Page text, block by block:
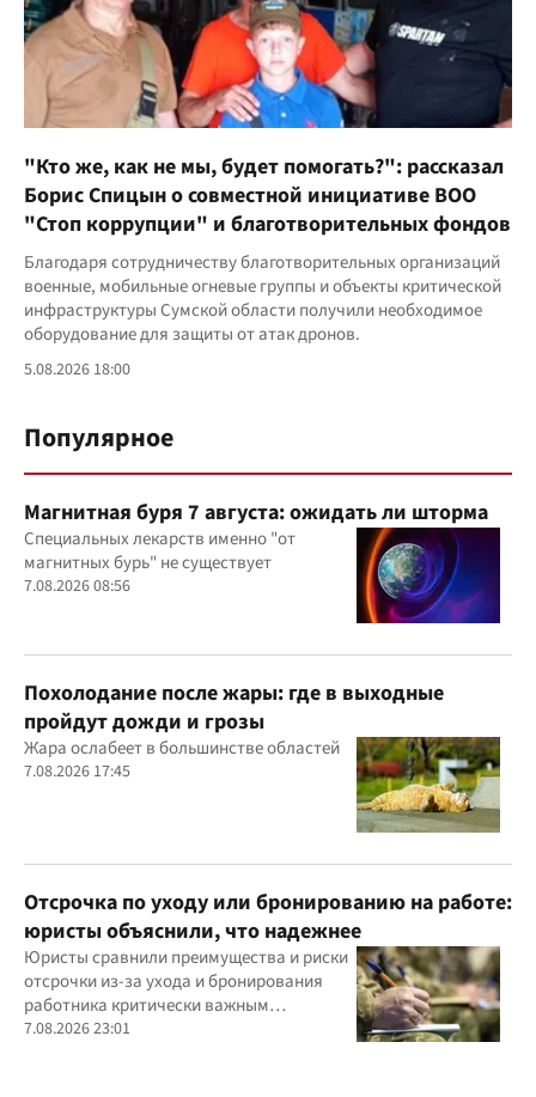
"Кто же, как не мы, будет помогать?": рассказал
Борис Спицын о совместной инициативе ВОО
"Стоп коррупции" и благотворительных фондов
Благодаря сотрудничеству благотворительных организаций
военные, мобильные огневые группы и объекты критической
инфраструктуры Сумской области получили необходимое
оборудование для защиты от атак дронов.
5.08.2026 18:00
Популярное
Магнитная буря 7 августа: ожидать ли шторма
Специальных лекарств именно "от
магнитных бурь" не существует
7.08.2026 08:56
Похолодание после жары: где в выходные
пройдут дожди и грозы
Жара ослабеет в большинстве областей
7.08.2026 17:45
Отсрочка по уходу или бронированию на работе:
юристы объяснили, что надежнее
Юристы сравнили преимущества и риски
отсрочки из-за ухода и бронирования
работника критически важным
предприятием
7.08.2026 23:01